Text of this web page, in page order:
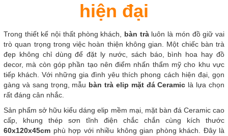
hiện đại
Trong thiết kế nội thất phòng khách, bàn tràluôn là món đồ giữ vai
trò quan trọng trong việc hoàn thiện không gian. Một chiếc bàn trà
đẹp không chỉ dùng để đặt ly nước, sách báo, bình hoa hay đồ
decor, mà còn góp phần tạo nên điểm nhấn thẩm mỹ cho khu vực
tiếp khách. Với những gia đình yêu thích phong cách hiện đại, gọn
gàng và sang trọng, mẫu bàn trà elip mặt đá Ceramic là lựa chọn
rất đáng cân nhắc.
Sản phẩm sở hữu kiểu dáng elip mềm mại, mặt bàn đá Ceramic cao
cấp, khung thép sơn tĩnh điện chắc chắn cùng kích thước
60x120x45cm phù hợp với nhiều không gian phòng khách. Đây là